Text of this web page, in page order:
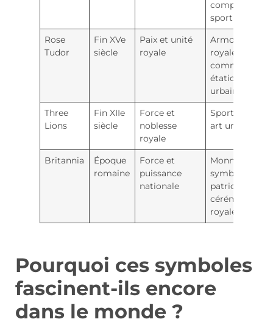
compétitions
sportives
Rose
Tudor
Fin XVe
siècle
Paix et unité
royale
Armoiries
royales,
étatique et art
urbain
Three
Lions
Fin XIIe
siècle
Force et
noblesse
royale
Sport, mode,
art urbain
Britannia
Époque
romaine
Force et
puissance
nationale
Monnaies,
symboles
patriotiques,
cérémonies
royales
Pourquoi ces symboles
fascinent-ils encore
dans le monde ?